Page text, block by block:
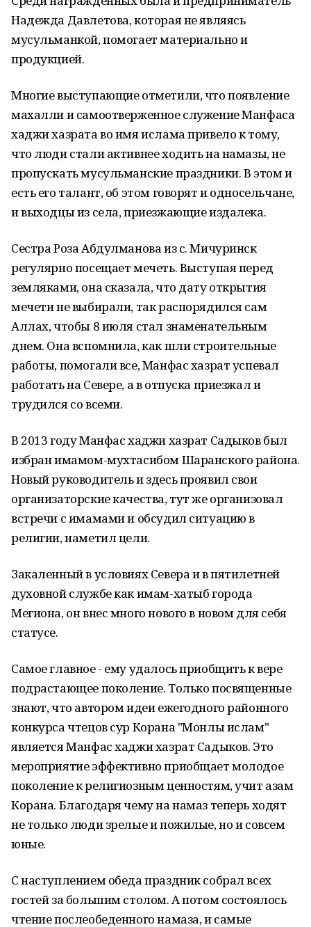
Надежда Давлетова, которая не являясь
мусульманкой, помогает материально и
продукцией.
Многие выступающие отметили, что появление
махалли и самоотверженное служение Манфаса
хаджи хазрата во имя ислама привело к тому,
что люди стали активнее ходить на намазы, не
пропускать мусульманские праздники. В этом и
есть его талант, об этом говорят и односельчане,
и выходцы из села, приезжающие издалека.
Сестра Роза Абдулманова из с. Мичуринск
регулярно посещает мечеть. Выступая перед
земляками, она сказала, что дату открытия
мечети не выбирали, так распорядился сам
Аллах, чтобы 8 июля стал знаменательным
днем. Она вспомнила, как шли строительные
работы, помогали все, Манфас хазрат успевал
работать на Севере, а в отпуска приезжал и
трудился со всеми.
В 2013 году Манфас хаджи хазрат Садыков был
избран имамом-мухтасибом Шаранского района.
Новый руководитель и здесь проявил свои
организаторские качества, тут же организовал
встречи с имамами и обсудил ситуацию в
религии, наметил цели.
Закаленный в условиях Севера и в пятилетней
духовной службе как имам-хатыб города
Мегиона, он внес много нового в новом для себя
статусе.
Самое главное - ему удалось приобщить к вере
подрастающее поколение. Только посвященные
знают, что автором идеи ежегодного районного
конкурса чтецов сур Корана "Монлы ислам"
является Манфас хаджи хазрат Садыков. Это
мероприятие эффективно приобщает молодое
поколение к религиозным ценностям, учит азам
Корана. Благодаря чему на намаз теперь ходят
не только люди зрелые и пожилые, но и совсем
юные.
С наступлением обеда праздник собрал всех
гостей за большим столом. А потом состоялось
чтение послеобеденного намаза, и самые